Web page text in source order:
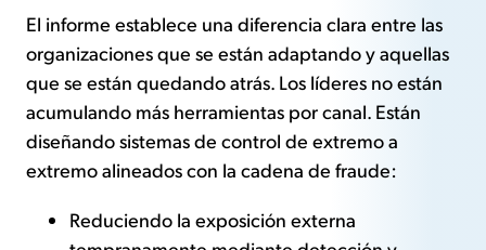
El informe establece una diferencia clara entre las
organizaciones que se están adaptando y aquellas
que se están quedando atrás. Los líderes no están
acumulando más herramientas por canal. Están
diseñando sistemas de control de extremo a
extremo alineados con la cadena de fraude:
Reduciendo la exposición externa